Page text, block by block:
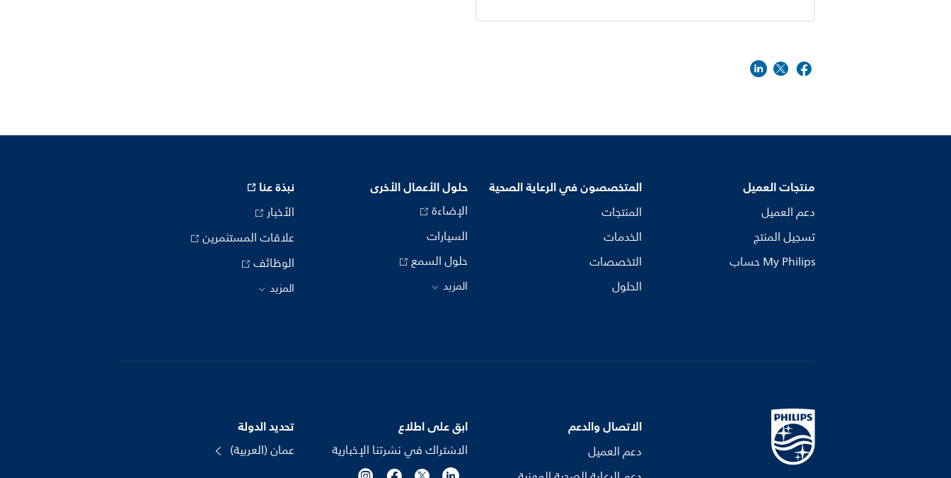
منتجات العميل
دعم العميل
تسجيل المنتج
My Philips حساب
المتخصصون في الرعاية الصحية
المنتجات
الخدمات
التخصصات
الحلول
حلول الأعمال الأخرى
الإضاءة
السيارات
حلول السمع
المزيد
نبذة عنا
الأخبار
علاقات المستثمرين
الوظائف
المزيد
الاتصال والدعم
دعم العميل
ابق على اطلاع
الاشتراك في نشرتنا الإخبارية
تحديد الدولة
عمان (العربية)